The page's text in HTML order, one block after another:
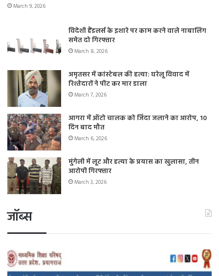
March 9, 2026
विदेशी हैंडलर्स के इशारे पर काम करने वाले नाबालिग
समेत दो गिरफ्तार
March 8, 2026
अमृतसर में कांस्टेबल की हत्या: घरेलू विवाद में
रिश्तेदारों ने पीट कर मार डाला
March 7, 2026
आगरा में ऑटो चालक को जिंदा जलाने का आरोप, 10
दिन बाद मौत
March 6, 2026
मुंगेली में लूट और हत्या के प्रयास का खुलासा, तीन
आरोपी गिरफ्तार
March 3, 2026
जॉब्स